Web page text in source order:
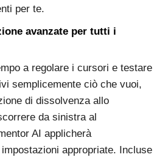
per te.
avanzate per tutti i
a regolare i cursori e testare
semplicemente ciò che vuoi,
di dissolvenza allo
da sinistra al
AI applicherà
appropriate. Incluse